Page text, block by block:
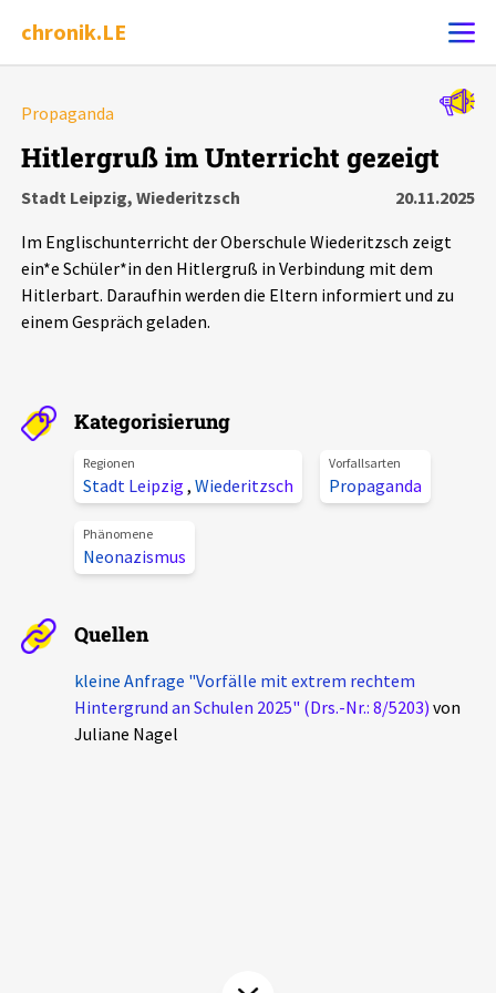
chronik.LE
Chronik
Dossiers
Leipziger Zustände
Phänomene
Alle Beiträge
Veranstaltungen
Podcasts
Projektbeschreibung
Unterstützer_innen
Propaganda
Hitlergruß im Unterricht gezeigt
Stadt Leipzig, Wiederitzsch
20.11.2025
Im Englischunterricht der Oberschule Wiederitzsch zeigt
ein*e Schüler*in den Hitlergruß in Verbindung mit dem
Hitlerbart. Daraufhin werden die Eltern informiert und zu
einem Gespräch geladen.
Kategorisierung
Regionen
Stadt Leipzig , Wiederitzsch
Vorfallsarten
Propaganda
Phänomene
Neonazismus
Quellen
kleine Anfrage "Vorfälle mit extrem rechtem
Hintergrund an Schulen 2025" (Drs.-Nr.: 8/5203) von
Juliane Nagel
Alle Ereignisse
7502 Ereignisse
Ereignisse
Exportieren ? Filter Erklärungen